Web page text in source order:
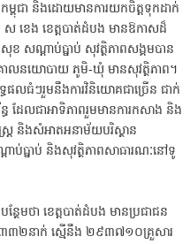
ម្ពុជា និងដោយមានការយកចិត្តទុកដាក់
ខេង ខេត្តបាត់ដំបង មានឱកាសដ៏
សណ្តាប់ធ្នាប់ សុវត្ថិភាពសង្គមបាន
វគោលនយោបាយ ភូមិ-ឃុំ មានសុវត្ថិភាព។
ធផលធំៗរួមនឹងការវិនិយោគជាច្រើន ជាក់
ន្ធ ដែលជាអាទិភាពរួមមានការកសាង និង
ត្រ និងសំអាតអនាម័យបរិស្ថាន
ប់ធ្នាប់ និងសុវត្ថិភាពសាធារណៈនៅទូ
ថែមថា ខេត្តបាត់ដំបង មានប្រជាជន
២នាក់ ស្មើនឹង ២៩៣៧១០គ្រួសារ